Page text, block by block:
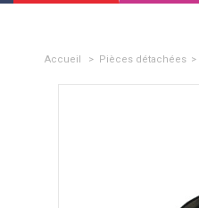
Accueil > Pièces détachées >